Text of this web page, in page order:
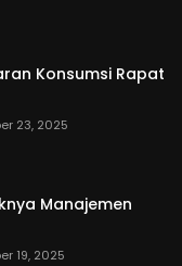
Konsumsi Rapat
23, 2025
Manajemen
19, 2025